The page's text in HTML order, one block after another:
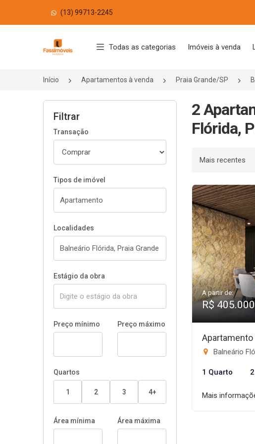
(13) 99713-2245
Página inicial
Todas as categorias Imóveis à venda
Início Apartamentos à venda Praia Grande/SP
Filtrar
Transação
Tipos de imóvel
Localidades
Estágio da obra
Preço mínimo Preço máximo
Quartos
1 2 3 4+
Área mínima Área máxima
2
Flórida,
Ordenar por
A partir de:
R$ 405.000
Apartamento
Balneário
1 Quarto
Mais